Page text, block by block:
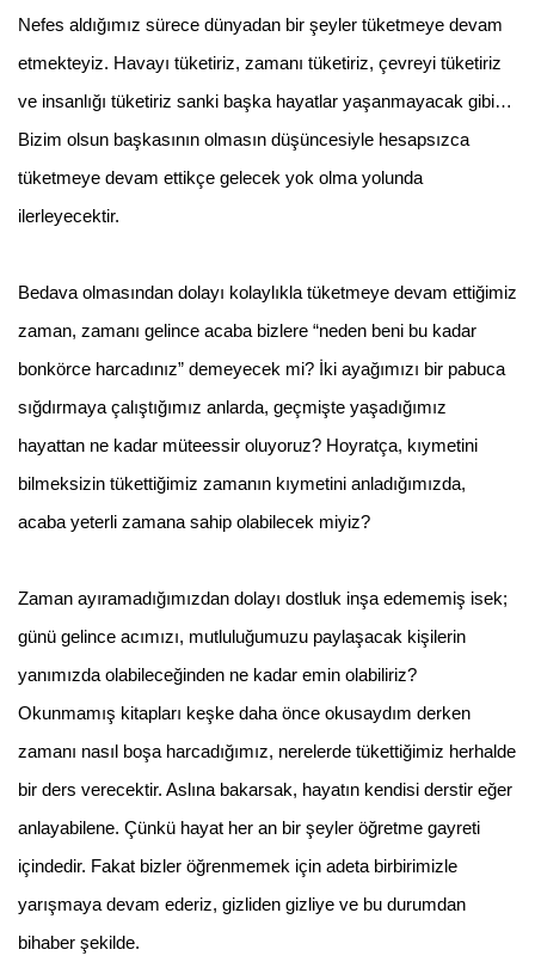
Nefes aldığımız sürece dünyadan bir şeyler tüketmeye devam
etmekteyiz. Havayı tüketiriz, zamanı tüketiriz, çevreyi tüketiriz
ve insanlığı tüketiriz sanki başka hayatlar yaşanmayacak gibi…
Bizim olsun başkasının olmasın düşüncesiyle hesapsızca
tüketmeye devam ettikçe gelecek yok olma yolunda
ilerleyecektir.
Bedava olmasından dolayı kolaylıkla tüketmeye devam ettiğimiz
zaman, zamanı gelince acaba bizlere “neden beni bu kadar
bonkörce harcadınız” demeyecek mi? İki ayağımızı bir pabuca
sığdırmaya çalıştığımız anlarda, geçmişte yaşadığımız
hayattan ne kadar müteessir oluyoruz? Hoyratça, kıymetini
bilmeksizin tükettiğimiz zamanın kıymetini anladığımızda,
acaba yeterli zamana sahip olabilecek miyiz?
Zaman ayıramadığımızdan dolayı dostluk inşa edememiş isek;
günü gelince acımızı, mutluluğumuzu paylaşacak kişilerin
yanımızda olabileceğinden ne kadar emin olabiliriz?
Okunmamış kitapları keşke daha önce okusaydım derken
zamanı nasıl boşa harcadığımız, nerelerde tükettiğimiz herhalde
bir ders verecektir. Aslına bakarsak, hayatın kendisi derstir eğer
anlayabilene. Çünkü hayat her an bir şeyler öğretme gayreti
içindedir. Fakat bizler öğrenmemek için adeta birbirimizle
yarışmaya devam ederiz, gizliden gizliye ve bu durumdan
bihaber şekilde.